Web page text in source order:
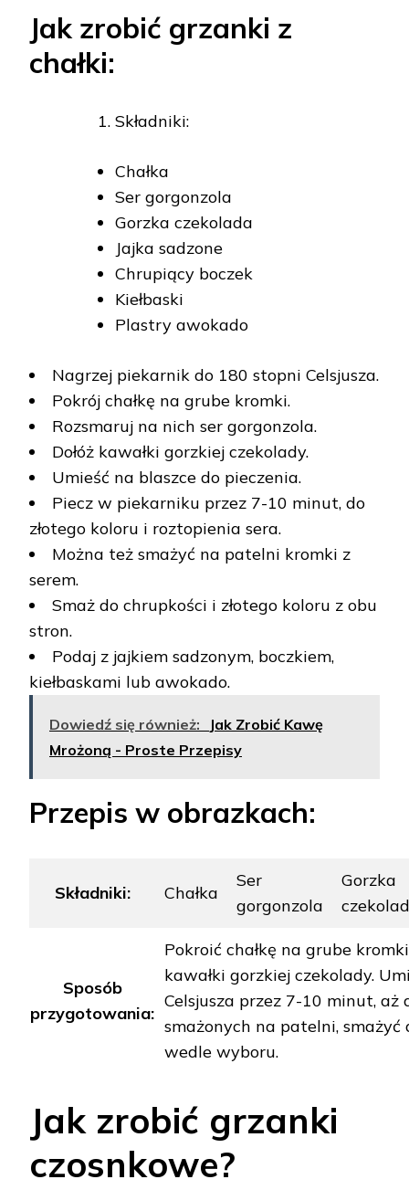
Jak zrobić grzanki z
chałki:
Składniki:
Chałka
Ser gorgonzola
Gorzka czekolada
Jajka sadzone
Chrupiący boczek
Kiełbaski
Plastry awokado
Nagrzej piekarnik do 180 stopni Celsjusza.
Pokrój chałkę na grube kromki.
Rozsmaruj na nich ser gorgonzola.
Dołóż kawałki gorzkiej czekolady.
Umieść na blaszce do pieczenia.
Piecz w piekarniku przez 7-10 minut, do
złotego koloru i roztopienia sera.
Można też smażyć na patelni kromki z
serem.
Smaż do chrupkości i złotego koloru z obu
stron.
Podaj z jajkiem sadzonym, boczkiem,
kiełbaskami lub awokado.
Dowiedź się również:
Jak Zrobić Kawę
Mrożoną - Proste Przepisy
Przepis w obrazkach:
Składniki: Chałka
Ser
gorgonzola
Gorzka
Sposób
przygotowania:
Pokroić chałkę na grube
kawałki gorzkiej czekolady.
Celsjusza przez 7-10 minut,
smażonych na patelni, smażyć
wedle wyboru.
Jak zrobić grzanki
czosnkowe?